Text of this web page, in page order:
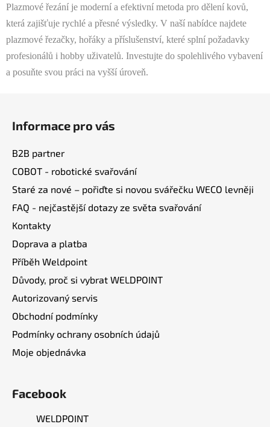
p
r
v
k
y
v
Plazmové řezání je moderní a efektivní metoda pro dělení kovů,
která zajišťuje rychlé a přesné výsledky. V naší nabídce najdete
plazmové řezačky, hořáky a příslušenství, které splní požadavky
profesionálů i hobby uživatelů. Investujte do spolehlivého vybavení
a posuňte svou práci na vyšší úroveň.
Informace pro vás
B2B partner
COBOT - robotické svařování
Staré za nové – pořiďte si novou svářečku WECO levněji
FAQ - nejčastější dotazy ze světa svařování
Kontakty
Doprava a platba
Příběh Weldpoint
Důvody, proč si vybrat WELDPOINT
Autorizovaný servis
Obchodní podmínky
Podmínky ochrany osobních údajů
Moje objednávka
Facebook
WELDPOINT